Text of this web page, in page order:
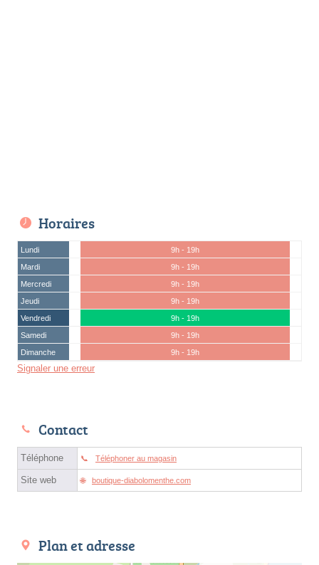
Horaires
Lundi
9h - 19h
Mardi
9h - 19h
Mercredi
9h - 19h
Jeudi
9h - 19h
Vendredi
9h - 19h
Samedi
9h - 19h
Dimanche
9h - 19h
Signaler une erreur
Contact
Téléphone Téléphoner au magasin
Site web boutique-diabolomenthe.com
Plan et adresse